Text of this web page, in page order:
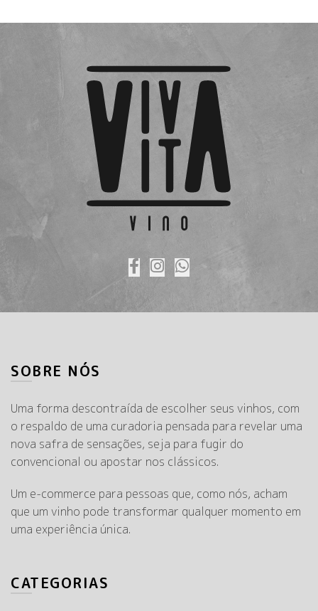
SOBRE NÓS
Uma forma descontraída de escolher seus vinhos, com
o respaldo de uma curadoria pensada para revelar uma
nova safra de sensações, seja para fugir do
convencional ou apostar nos clássicos.
Um e-commerce para pessoas que, como nós, acham
que um vinho pode transformar qualquer momento em
uma experiência única.
CATEGORIAS